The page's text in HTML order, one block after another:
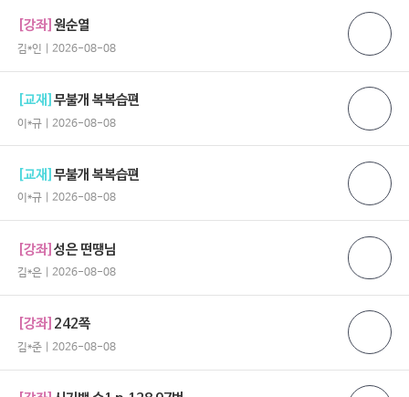
[강좌]원순열
김*인 | 2026-08-08
[교재]무불개 복복습편
이*규 | 2026-08-08
[교재]무불개 복복습편
이*규 | 2026-08-08
[강좌]성은 떤땡님
김*은 | 2026-08-08
[강좌] 242쪽
김*준 | 2026-08-08